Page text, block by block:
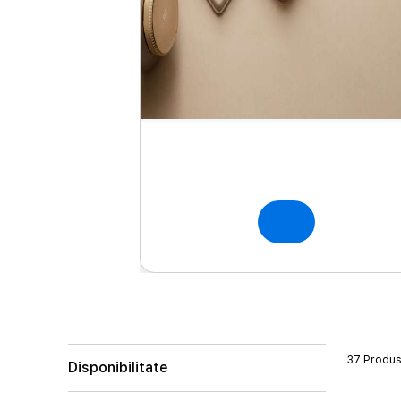
Disponibilitate 37